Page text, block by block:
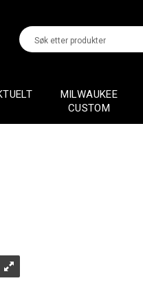
MILWAUKEE
CUSTOM